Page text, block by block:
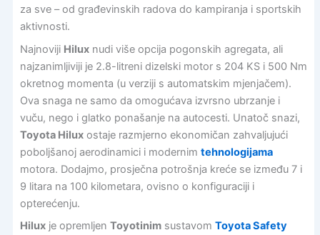
za sve – od građevinskih radova do kampiranja i sportskih
aktivnosti.
Najnoviji Hiluxnudi više opcija pogonskih agregata, ali
najzanimljiviji je 2.8-litreni dizelski motor s 204 KS i 500 Nm
okretnog momenta (u verziji s automatskim mjenjačem).
Ova snaga ne samo da omogućava izvrsno ubrzanje i
vuču, nego i glatko ponašanje na autocesti. Unatoč snazi,
Toyota Hiluxostaje razmjerno ekonomičan zahvaljujući
poboljšanoj aerodinamici i modernim tehnologijama
motora. Dodajmo, prosječna potrošnja kreće se između 7 i
9 litara na 100 kilometara, ovisno o konfiguraciji i
opterećenju.
Hiluxje opremljen Toyotinimsustavom Toyota Safety